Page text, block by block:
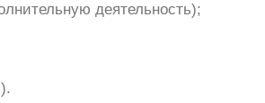
деятельность);
).